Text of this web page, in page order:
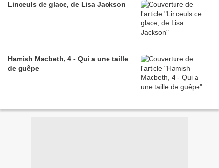
Linceuls de glace, de Lisa Jackson
Hamish Macbeth, 4 - Qui a une taille
de guêpe